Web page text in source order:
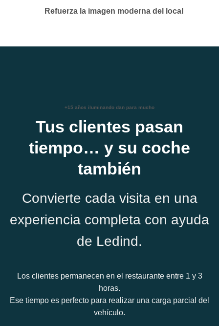
Refuerza la imagen moderna del local
+15 años iluminando dan para mucho
Tus clientes pasan
tiempo… y su coche
también
Convierte cada visita en una
experiencia completa con ayuda
de Ledind.
Los clientes permanecen en el restaurante entre 1 y 3
horas.
Ese tiempo es perfecto para realizar una carga parcial del
vehículo.